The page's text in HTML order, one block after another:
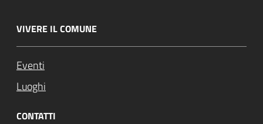
VIVERE IL COMUNE
Eventi
Luoghi
CONTATTI